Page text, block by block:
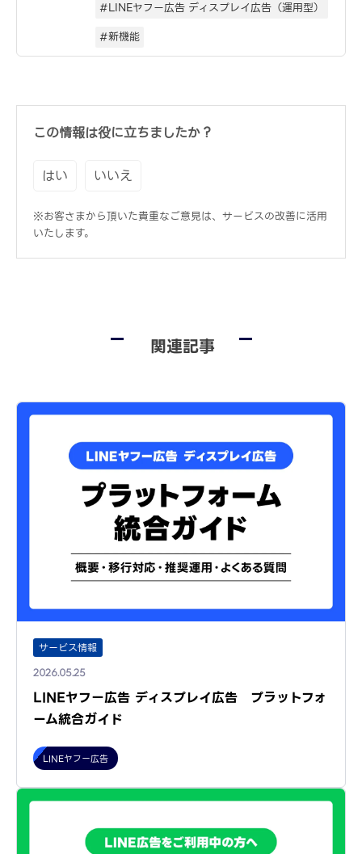
#LINEヤフー広告 ディスプレイ広告（運用型）
#新機能
この情報は役に立ちましたか？
はい いいえ
※お客さまから頂いた貴重なご意見は、サービスの改善に活用
いたします。
関連記事
サービス情報
2026.05.25
LINEヤフー広告 ディスプレイ広告 プラットフォ
ーム統合ガイド
LINEヤフー広告